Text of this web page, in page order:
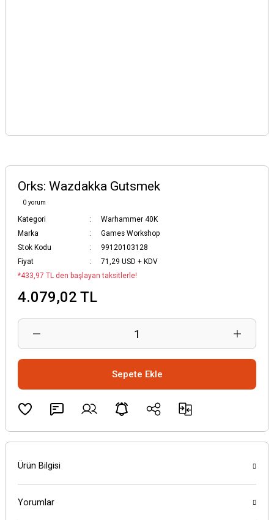
Orks: Wazdakka Gutsmek
0 yorum
Kategori
Warhammer 40K
Marka
Games Workshop
Stok Kodu
99120103128
Fiyat
71,29 USD + KDV
*433,97 TL den başlayan taksitlerle!
4.079,02 TL
Sepete Ekle
Ürün Bilgisi
Yorumlar